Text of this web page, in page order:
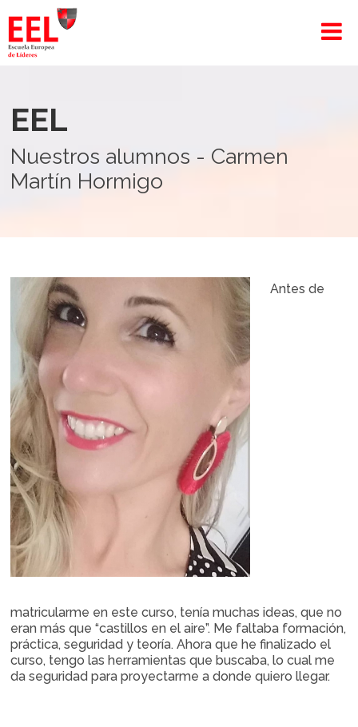
EEL
Nuestros alumnos - Carmen
Martín Hormigo
Antes de
matricularme en este curso, tenía muchas ideas, que no
eran más que “castillos en el aire”. Me faltaba formación,
práctica, seguridad y teoría. Ahora que he finalizado el
curso, tengo las herramientas que buscaba, lo cual me
da seguridad para proyectarme a donde quiero llegar.